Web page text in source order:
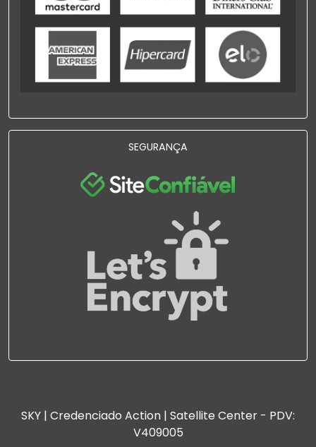
SEGURANÇA
SKY | Credenciado Action | Satellite Center - PDV:
V409005